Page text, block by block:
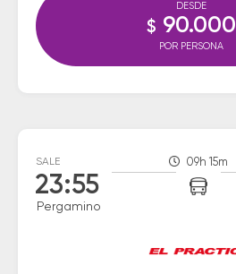
DESDE
$ 90.000
POR PERSONA
SALE
23:55
Pergamino
09h 15m